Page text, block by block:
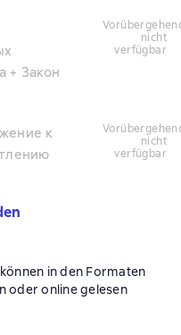
+ Закон
vorübergehend
nicht
verfügbar
к
vorübergehend
nicht
verfügbar
in den Formaten
oder online gelesen